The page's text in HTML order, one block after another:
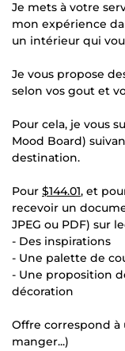
Je mets à votre
mon expérience
un intérieur qui
Je vous propose
selon vos gout et
Pour cela, je vous
Mood Board)
destination.
Pour $144.01, et
recevoir un
JPEG ou PDF) sur
- Des inspirations
- Une palette de
- Une proposition
décoration
Offre correspond à
manger...)